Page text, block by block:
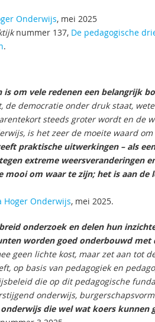
Onderwijs, mei 2025
nummer 137, De pedagogische
.
om vele redenen een belangrijk
democratie onder druk staat,
steeds groter wordt en de
is het zeer de moeite waard
praktische uitwerkingen – als
extreme weersveranderingen
om waar te zijn; het is aan de
Hoger Onderwijs, mei 2025.
onderzoek en delen hun
worden goed onderbouwd met
geen lichte kost, maar zet aan tot
op basis van pedagogiek en
die op dit pedagogische
onderwijs,
die wel wat koers kunnen